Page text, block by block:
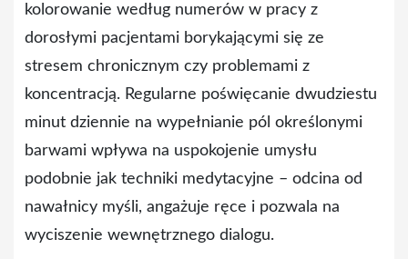
kolorowanie według numerów w pracy z
dorosłymi pacjentami borykającymi się ze
stresem chronicznym czy problemami z
koncentracją. Regularne poświęcanie dwudziestu
minut dziennie na wypełnianie pól określonymi
barwami wpływa na uspokojenie umysłu
podobnie jak techniki medytacyjne – odcina od
nawałnicy myśli, angażuje ręce i pozwala na
wyciszenie wewnętrznego dialogu.